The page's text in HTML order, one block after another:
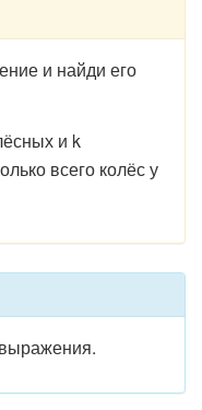
и найди его
и k
всего колёс у
выражения.